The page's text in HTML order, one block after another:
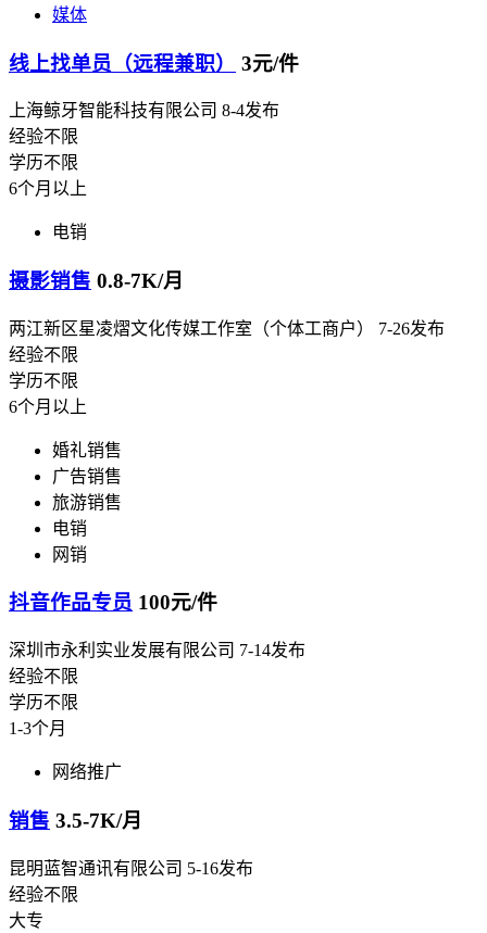
媒体
线上找单员（远程兼职） 3元/件
上海鲸牙智能科技有限公司 8-4发布
经验不限
学历不限
6个月以上
电销
摄影销售 0.8-7K/月
两江新区星凌熠文化传媒工作室（个体工商户）
7-26发布
经验不限
学历不限
6个月以上
婚礼销售
广告销售
旅游销售
电销
网销
抖音作品专员 100元/件
深圳市永利实业发展有限公司 7-14发布
经验不限
学历不限
1-3个月
网络推广
销售 3.5-7K/月
昆明蓝智通讯有限公司 5-16发布
经验不限
大专